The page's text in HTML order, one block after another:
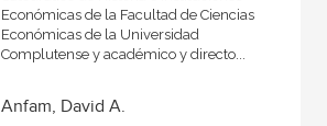
Económicas de la Facultad de Ciencias
Económicas de la Universidad
Complutense y académico y directo...
Anfam, David A.